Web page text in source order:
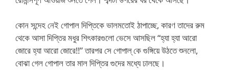
কোন সন্দেহ নেই গোপাল দিপ্তিকে ভালমতোই ঠাপাচ্ছে, কারণ তাদের রুম
থেকে আসা দিপ্তির মধুর শিৎকারগুলো ভেসে আসছিল “হ্যা হ্যা আরো
জোরে হ্যা আরো জোরে!!” তারপর সে গোপাল্ কে গুঙ্গিয়ে উঠতে শুনলো,
বোঝা গেল গোপাল তার মাল দিপ্তির গুদের মধ্যে ঢালছে।